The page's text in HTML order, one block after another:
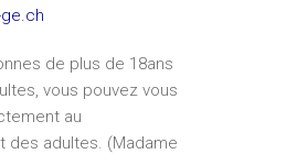
de plus de 18ans
vous pouvez vous
au
des adultes. (Madame